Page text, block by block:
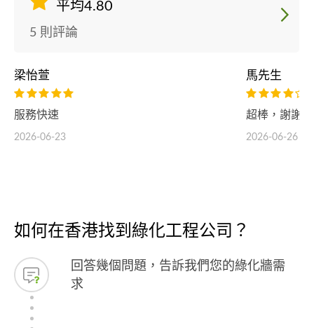
平均4.80
5 則評論
梁怡萱
服務快速
2026-06-23
馬先生
超棒，謝謝你
2026-06-26
如何在香港找到綠化工程公司？
回答幾個問題，告訴我們您的綠化牆需
求